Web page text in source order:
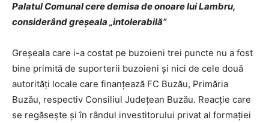
Palatul Comunal cere demisa de onoare lui Lambru,
considerând greşeala „intolerabilă”
Greşeala care i-a costat pe buzoieni trei puncte nu a fost
bine primită de suporterii buzoieni şi nici de cele două
autorităţi locale care finanţează FC Buzău, Primăria
Buzău, respectiv Consiliul Judeţean Buzău. Reacţie care
se regăseşte şi în rândul investitorului privat al formaţiei